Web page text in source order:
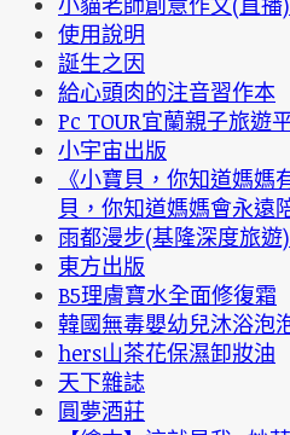
使用說明
誕生之因
給心頭肉的注音習作本
Pc TOUR宜蘭親子旅遊
小宇宙出版
《小寶貝，你知道媽
貝，你知道媽媽會永遠
雨都漫步(基隆深度旅遊)
東方出版
B5理膚寶水全面修復霜
韓國無毒嬰幼兒沐浴泡
hers山茶花保濕卸妝油
天下雜誌
圓夢酒莊